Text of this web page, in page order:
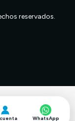
reservados.